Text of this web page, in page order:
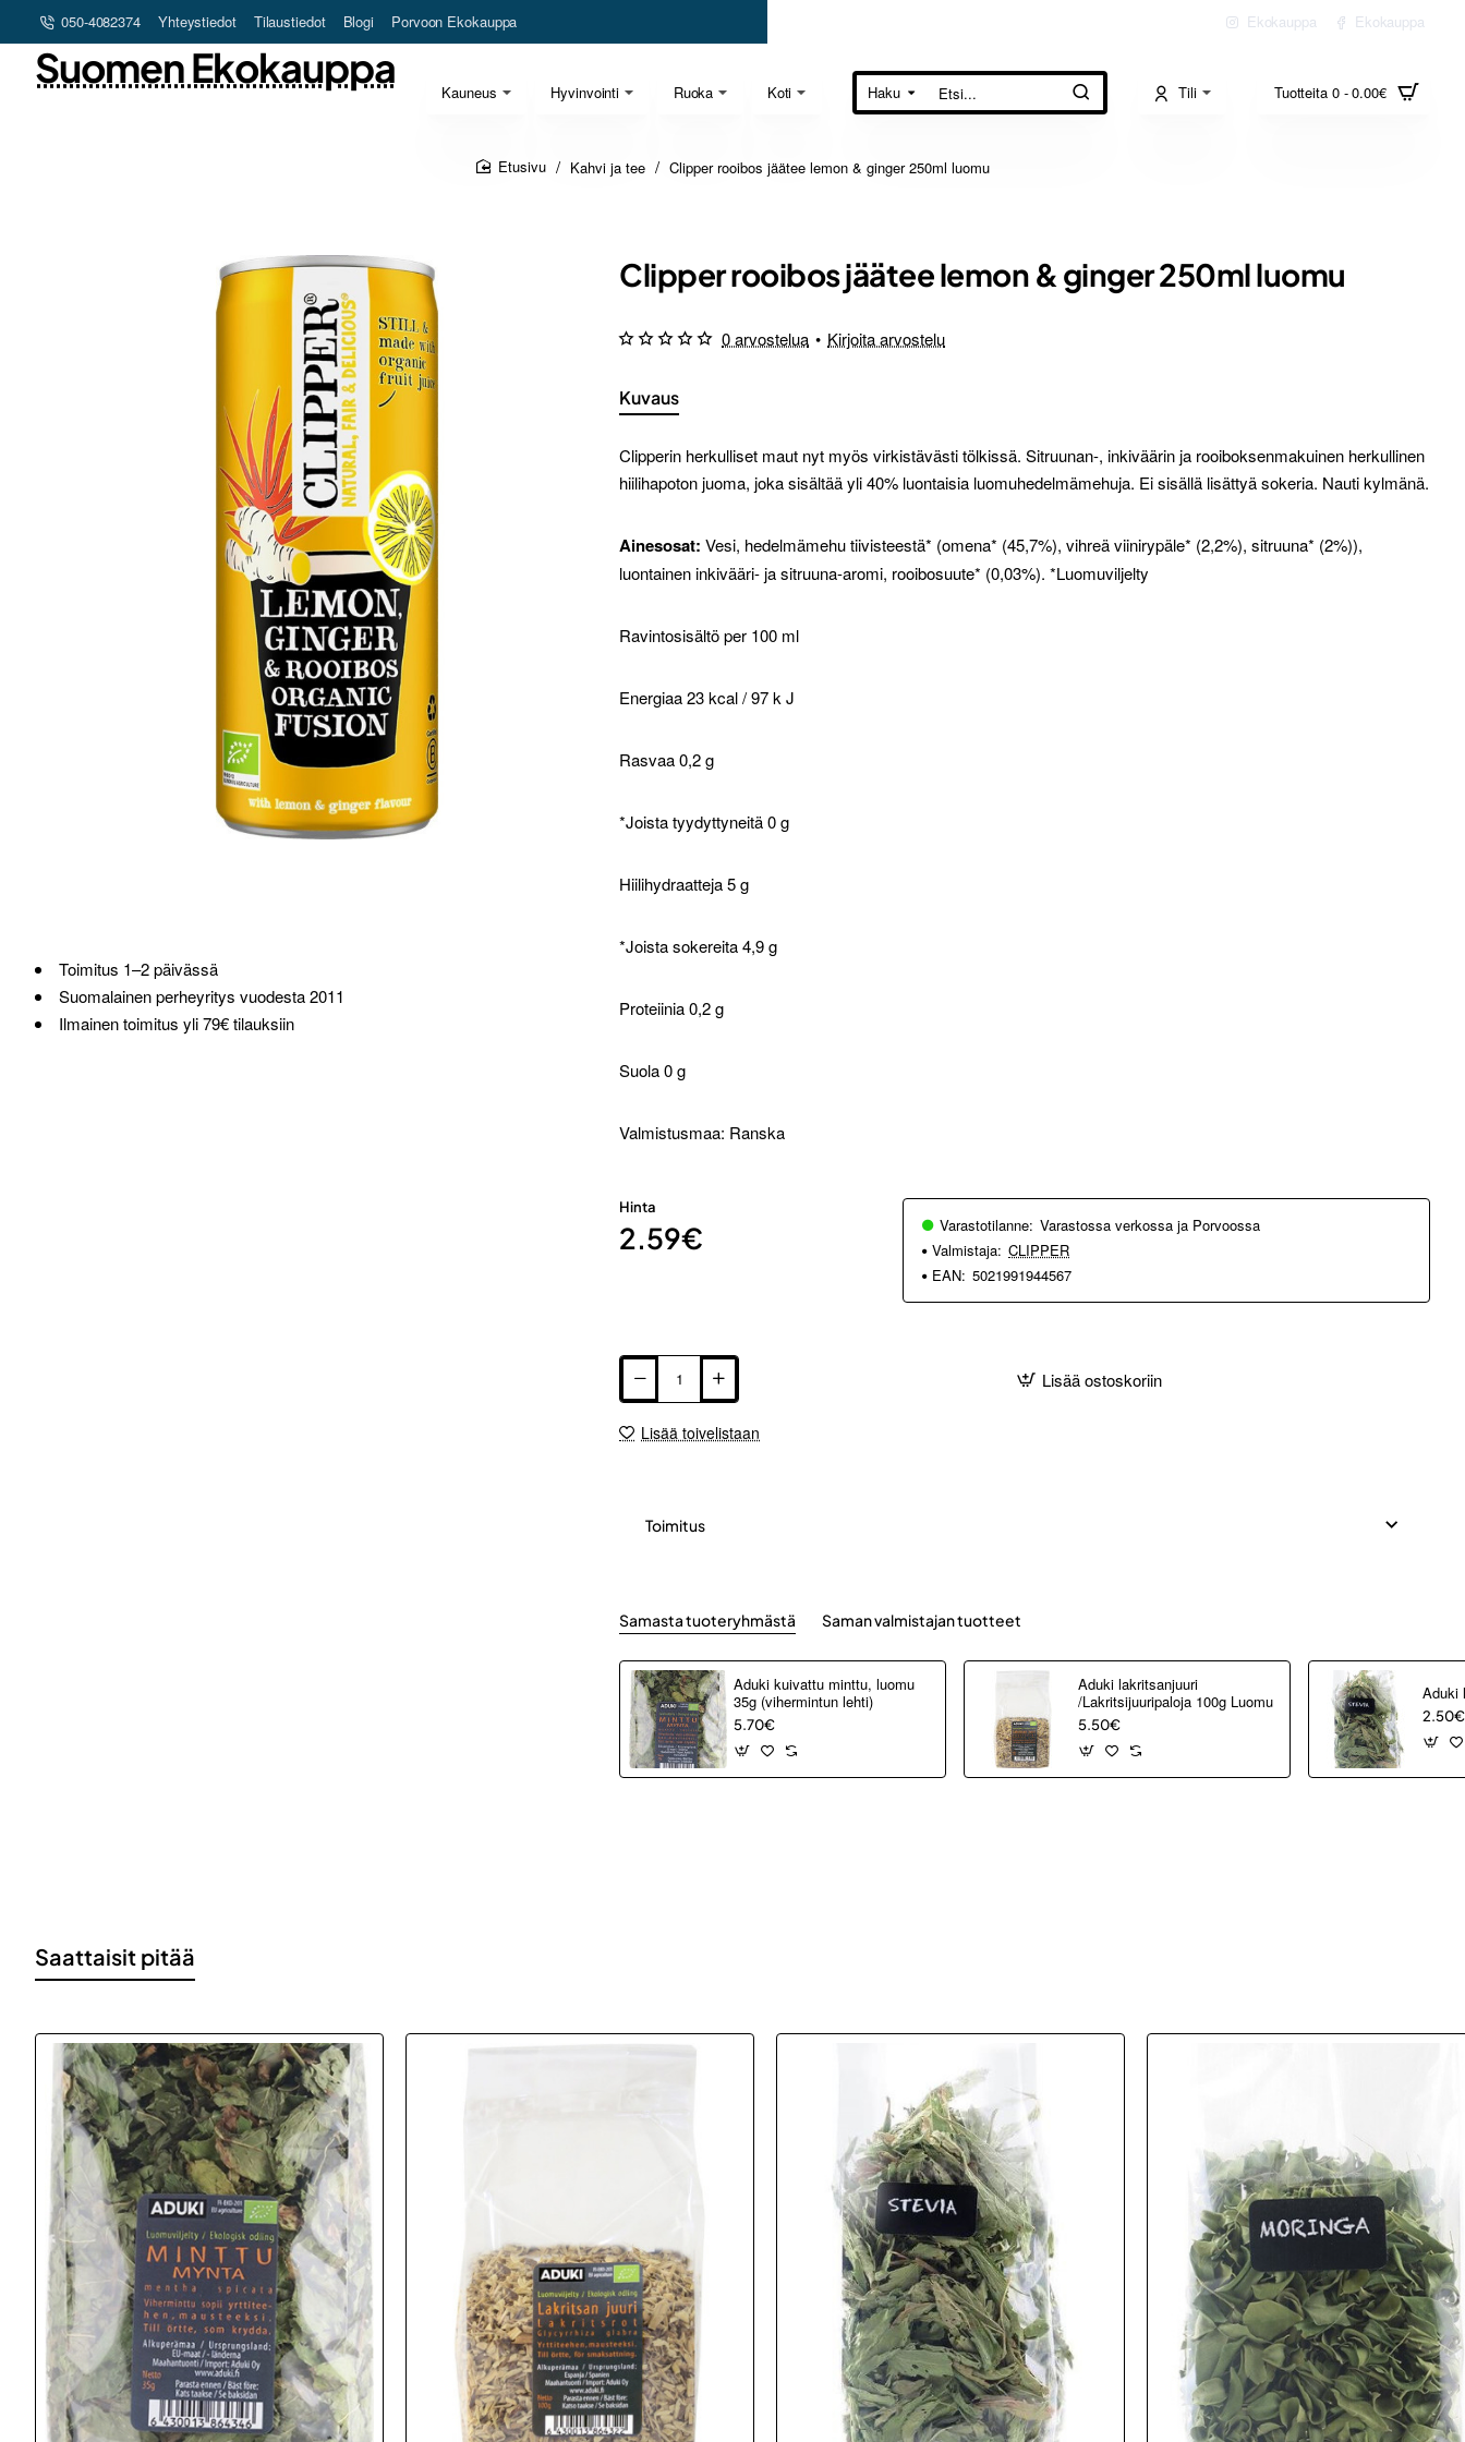
050-4082374 Yhteystiedot Tilaustiedot Blogi Porvoon Ekokauppa Ekokauppa Ekokauppa
Kauneus Hyvinvointi Ruoka Koti
Suomen Ekokauppa
Haku
Etsi... Tili Tuotteita 0 - 0.00€
Kahvi ja tee Clipper rooibos jäätee lemon & ginger 250ml luomu
Toimitus 1–2 päivässä
Suomalainen perheyritys vuodesta 2011
Ilmainen toimitus yli 79€ tilauksiin
Clipper rooibos jäätee lemon & ginger 250ml luomu
Kuvaus
Clipperin herkulliset maut nyt myös virkistävästi tölkissä. Sitruunan-, inkiväärin ja rooiboksenmakuinen herkullinen
hiilihapoton juoma, joka sisältää yli 40% luontaisia luomuhedelmämehuja. Ei sisällä lisättyä sokeria. Nauti kylmänä.
Ainesosat: Vesi, hedelmämehu tiivisteestä* (omena* (45,7%), vihreä viinirypäle* (2,2%), sitruuna* (2%)),
luontainen inkivääri- ja sitruuna-aromi, rooibosuute* (0,03%). *Luomuviljelty
Ravintosisältö per 100 ml
Energiaa 23 kcal / 97 k J
Rasvaa 0,2 g
*Joista tyydyttyneitä 0 g
Hiilihydraatteja 5 g
*Joista sokereita 4,9 g
Proteiinia 0,2 g
Suola 0 g
Valmistusmaa: Ranska
0 arvostelua • Kirjoita arvostelu
Hinta
2.59€ Varastotilanne: Varastossa verkossa ja Porvoossa
Valmistaja: CLIPPER
EAN: 5021991944567
Lisää ostoskoriin
Lisää toivelistaan
Toimitus
Samasta tuoteryhmästä Saman valmistajan tuotteet
Aduki kuivattu minttu, luomu
35g (vihermintun lehti)
5.70€
Aduki lakritsanjuuri
/Lakritsijuuripaloja 100g Luomu
5.50€
Aduki
2.50€
Saattaisit pitää